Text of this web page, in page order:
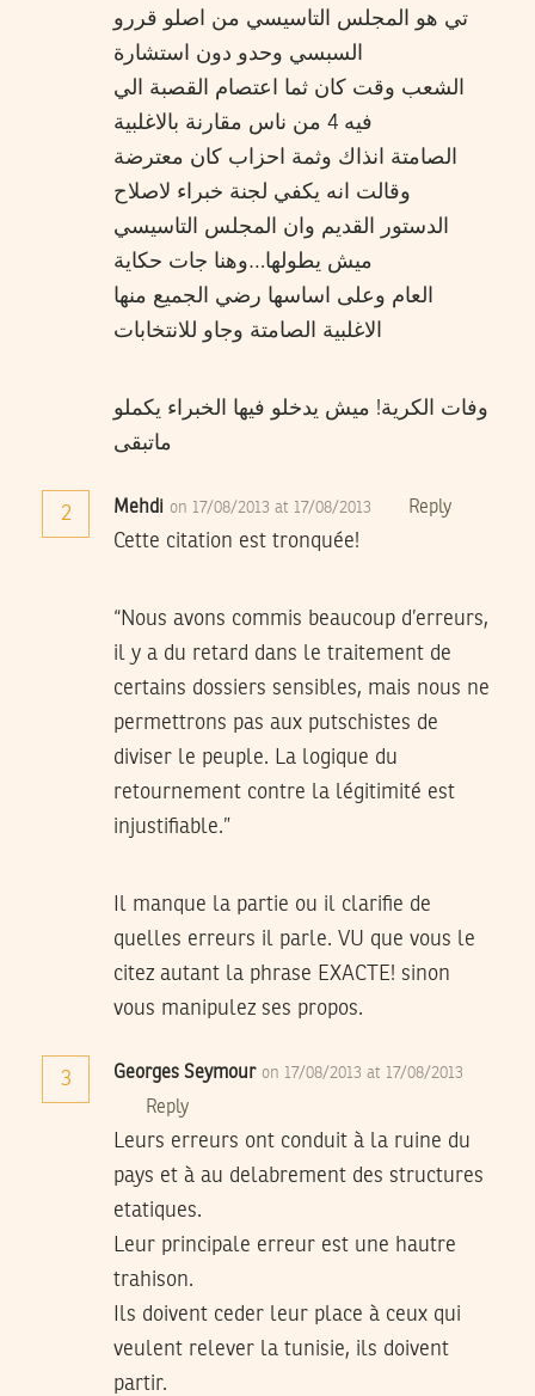
تي هو المجلس التاسيسي من اصلو قررو
السبسي وحدو دون استشارة
الشعب وقت كان ثما اعتصام القصبة الي
فيه 4 من ناس مقارنة بالاغلبية
الصامتة انذاك وثمة احزاب كان معترضة
وقالت انه يكفي لجنة خبراء لاصلاح
الدستور القديم وان المجلس التاسيسي
ميش يطولها…وهنا جات حكاية
العام وعلى اساسها رضي الجميع منها
الاغلبية الصامتة وجاو للانتخابات
وفات الكرية! ميش يدخلو فيها الخبراء يكملو
ماتبقى
2 Mehdi on 17/08/2013 at 17/08/2013 Reply
Cette citation est tronquée!
“Nous avons commis beaucoup d’erreurs,
il y a du retard dans le traitement de
certains dossiers sensibles, mais nous ne
permettrons pas aux putschistes de
diviser le peuple. La logique du
retournement contre la légitimité est
injustifiable.”
Il manque la partie ou il clarifie de
quelles erreurs il parle. VU que vous le
citez autant la phrase EXACTE! sinon
vous manipulez ses propos.
3 Georges Seymour on 17/08/2013 at 17/08/2013
Reply
Leurs erreurs ont conduit à la ruine du
pays et à au delabrement des structures
etatiques.
Leur principale erreur est une hautre
trahison.
Ils doivent ceder leur place à ceux qui
veulent relever la tunisie, ils doivent
partir.